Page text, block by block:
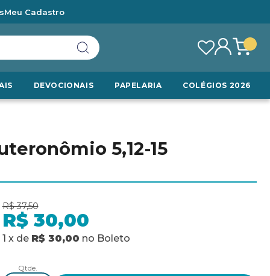
Meu Cadastro
DEVOCIONAIS PAPELARIA COLÉGIOS 2026
5,12-15
R$ 37,50
R$ 30,00
1 x de R$ 30,00 no Boleto
Qtde.